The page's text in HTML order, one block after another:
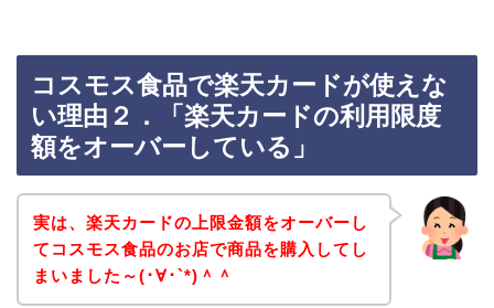
コスモス食品で楽天カードが使えな
い理由２．「楽天カードの利用限度
額をオーバーしている」
実は、楽天カードの上限金額をオーバーし
てコスモス食品のお店で商品を購入してし
まいました～(･∀･`*)＾＾